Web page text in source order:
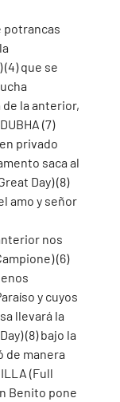
potrancas
(4) que se
la anterior,
(7)
privado
saca al
Day) (8)
amo y señor
nos
(6)
y cuyos
llevará la
(8) bajo la
de manera
(Full
Benito pone